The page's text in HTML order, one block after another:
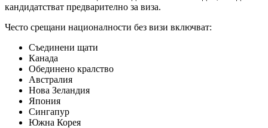
кандидатстват предварително за виза.
Често срещани националности без визи включват:
Съединени щати
Канада
Обединено кралство
Австралия
Нова Зеландия
Япония
Сингапур
Южна Корея